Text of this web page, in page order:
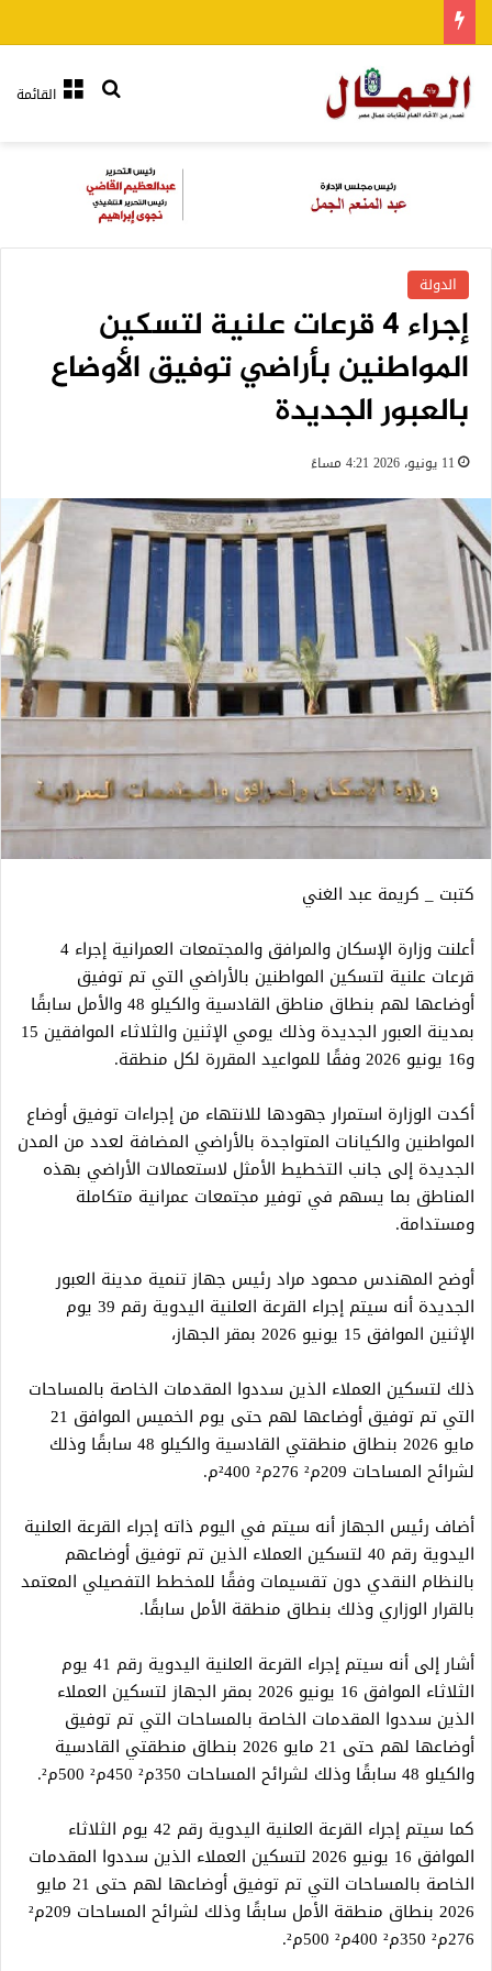
القائمةبحث عن
الدولة
إجراء 4 قرعات علنية لتسكين
المواطنين بأراضي توفيق الأوضاع
بالعبور الجديدة
11 يونيو، 2026 4:21 مساءً
كتبت _ كريمة عبد الغني
أعلنت وزارة الإسكان والمرافق والمجتمعات العمرانية إجراء 4
قرعات علنية لتسكين المواطنين بالأراضي التي تم توفيق
أوضاعها لهم بنطاق مناطق القادسية والكيلو 48 والأمل سابقًا
بمدينة العبور الجديدة وذلك يومي الإثنين والثلاثاء الموافقين 15
و16 يونيو 2026 وفقًا للمواعيد المقررة لكل منطقة.
أكدت الوزارة استمرار جهودها للانتهاء من إجراءات توفيق أوضاع
المواطنين والكيانات المتواجدة بالأراضي المضافة لعدد من المدن
الجديدة إلى جانب التخطيط الأمثل لاستعمالات الأراضي بهذه
المناطق بما يسهم في توفير مجتمعات عمرانية متكاملة
ومستدامة.
أوضح المهندس محمود مراد رئيس جهاز تنمية مدينة العبور
الجديدة أنه سيتم إجراء القرعة العلنية اليدوية رقم 39 يوم
الإثنين الموافق 15 يونيو 2026 بمقر الجهاز،
ذلك لتسكين العملاء الذين سددوا المقدمات الخاصة بالمساحات
التي تم توفيق أوضاعها لهم حتى يوم الخميس الموافق 21
مايو 2026 بنطاق منطقتي القادسية والكيلو 48 سابقًا وذلك
لشرائح المساحات 209م² 276م² ²400م.
أضاف رئيس الجهاز أنه سيتم في اليوم ذاته إجراء القرعة العلنية
اليدوية رقم 40 لتسكين العملاء الذين تم توفيق أوضاعهم
بالنظام النقدي دون تقسيمات وفقًا للمخطط التفصيلي المعتمد
بالقرار الوزاري وذلك بنطاق منطقة الأمل سابقًا.
أشار إلى أنه سيتم إجراء القرعة العلنية اليدوية رقم 41 يوم
الثلاثاء الموافق 16 يونيو 2026 بمقر الجهاز لتسكين العملاء
الذين سددوا المقدمات الخاصة بالمساحات التي تم توفيق
أوضاعها لهم حتى 21 مايو 2026 بنطاق منطقتي القادسية
والكيلو 48 سابقًا وذلك لشرائح المساحات 350م² 450م² 500م².
كما سيتم إجراء القرعة العلنية اليدوية رقم 42 يوم الثلاثاء
الموافق 16 يونيو 2026 لتسكين العملاء الذين سددوا المقدمات
الخاصة بالمساحات التي تم توفيق أوضاعها لهم حتى 21 مايو
2026 بنطاق منطقة الأمل سابقًا وذلك لشرائح المساحات 209م²
276م² 350م² 400م² 500م².